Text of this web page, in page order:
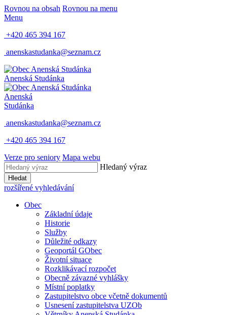
Rovnou na obsah Rovnou na menu
Menu
+420 465 394 167
anenskastudanka@seznam.cz
Anenská Studánka
Anenská
Studánka
anenskastudanka@seznam.cz
+420 465 394 167
Verze pro seniory Mapa webu
Hledaný výraz
Hledat
rozšířené vyhledávání
Obec
Základní údaje
Historie
Služby
Důležité odkazy
Geoportál GObec
Životní situace
Rozklikávací rozpočet
Obecně závazné vyhlášky
Místní poplatky
Zastupitelstvo obce včetně dokumentů
Usnesení zastupitelstva UZOb